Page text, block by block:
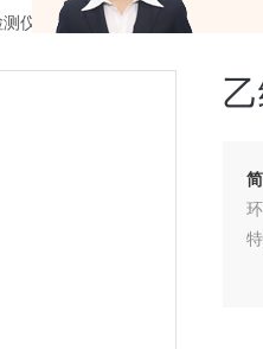
仪器专用设备 > 乙级防雷检测设